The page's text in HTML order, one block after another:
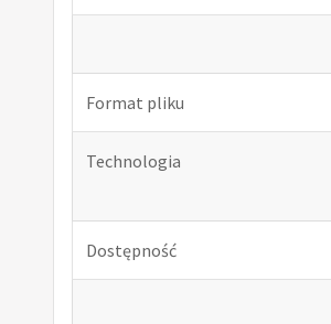
Format pliku
Technologia
Dostępność